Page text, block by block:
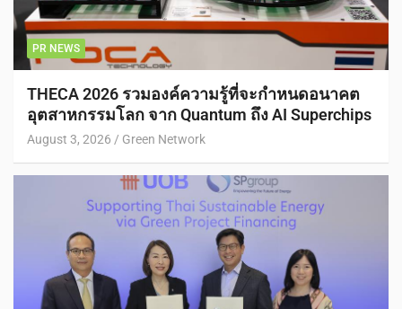
PR NEWS
THECA 2026 รวมองค์ความรู้ที่จะกำหนดอนาคต
อุตสาหกรรมโลก จาก Quantum ถึง AI Superchips
August 3, 2026 Green Network